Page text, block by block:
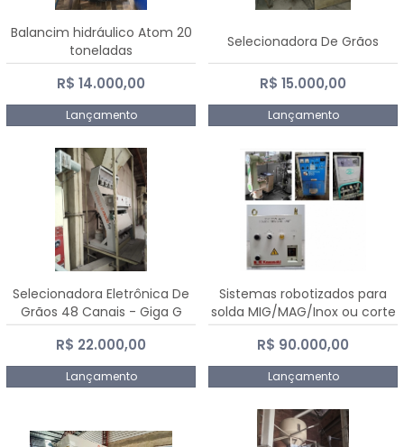
Balancim hidráulico Atom 20
toneladas
R$ 14.000,00
Lançamento
Selecionadora De Grãos
R$ 15.000,00
Lançamento
Selecionadora Eletrônica De
Grãos 48 Canais - Giga G
10000
R$ 22.000,00
Lançamento
Sistemas robotizados para
solda MIG/MAG/Inox ou corte
plasma
R$ 90.000,00
Lançamento